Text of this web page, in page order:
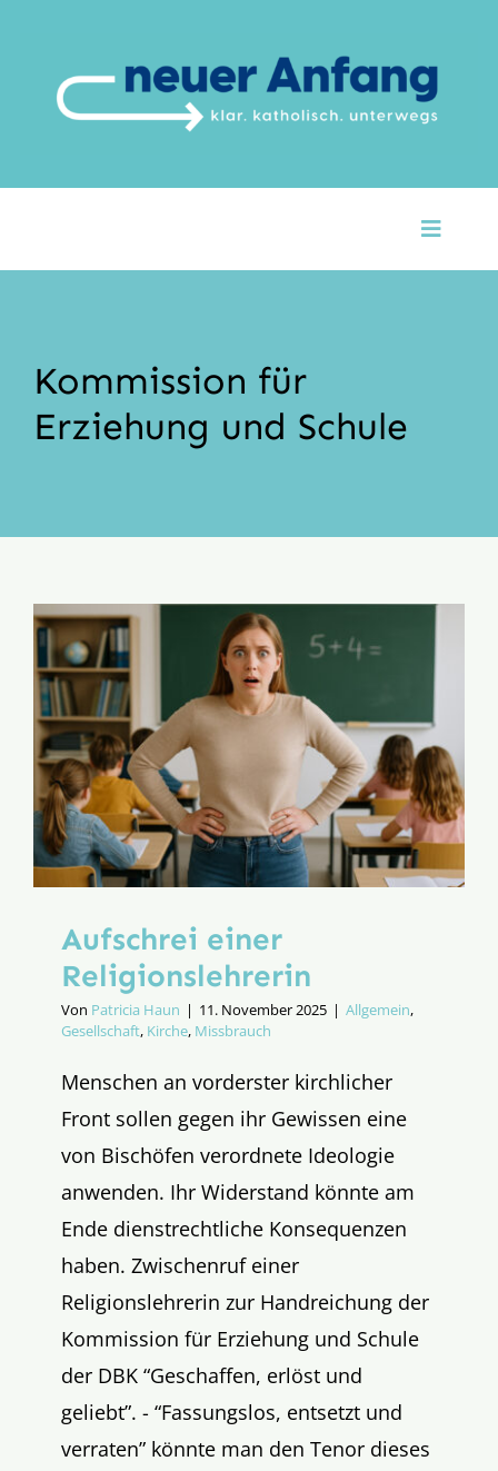
springen
Toggle
Unsere Themen
Aktion
Kommission für
Erziehung und Schule
Aufschrei einer
Religionslehrerin
Von Patricia Haun | 11. November 2025 | Allgemein,
Gesellschaft, Kirche, Missbrauch
Menschen an vorderster kirchlicher
Front sollen gegen ihr Gewissen eine
von Bischöfen verordnete Ideologie
anwenden. Ihr Widerstand könnte am
Ende dienstrechtliche Konsequenzen
haben. Zwischenruf einer
Religionslehrerin zur Handreichung der
Kommission für Erziehung und Schule
der DBK “Geschaffen, erlöst und
geliebt”. - “Fassungslos, entsetzt und
verraten” könnte man den Tenor dieses